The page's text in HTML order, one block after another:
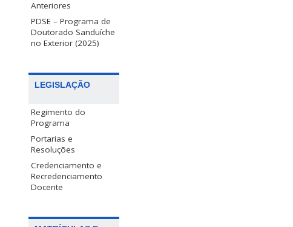
Anteriores
PDSE – Programa de
Doutorado Sanduíche
no Exterior (2025)
LEGISLAÇÃO
Regimento do
Programa
Portarias e
Resoluções
Credenciamento e
Recredenciamento
Docente